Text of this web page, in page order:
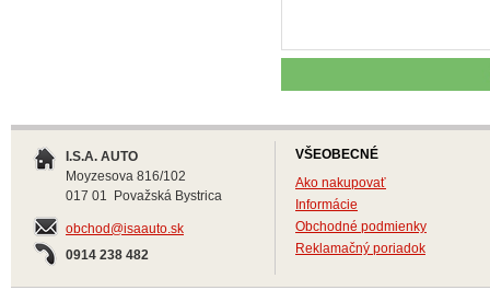
I.S.A. AUTO
Moyzesova 816/102
017 01 Považská Bystrica
obchod@isaauto.sk
0914 238 482
VŠEOBECNÉ
Ako nakupovať
Informácie
Obchodné podmienky
Reklamačný poriadok